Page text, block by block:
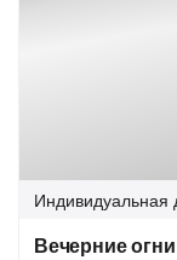
Индивидуальная
Вечерние